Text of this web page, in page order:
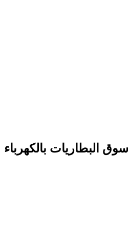
البطاريات بالكهرباء